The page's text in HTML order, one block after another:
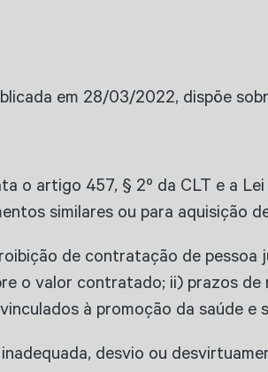
em 28/03/2022, dispõe
o artigo 457, § 2º da CLT e a
similares ou para aquisição
de contratação de
o valor contratado; ii) prazos
à promoção da saúde e
desvio ou